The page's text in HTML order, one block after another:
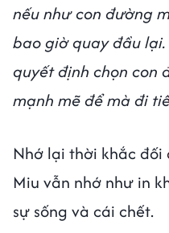
nếu như con đường
bao giờ quay đầu
quyết định chọn con
mạnh mẽ để mà đi
Nhớ lại thời khắc đối
Miu vẫn nhớ như in
sự sống và cái chết.